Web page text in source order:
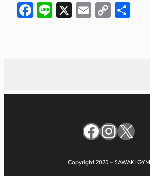
Facebook
Line
X EmailCopy
Facebook
X
Copyright 2025 – SAWAKI GYM